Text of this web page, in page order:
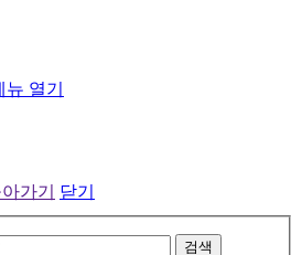
열기
가기
닫기
검색